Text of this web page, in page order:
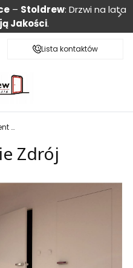
– Stoldrew: Drzwi na lata
Jakości.
Monitoring przesyłki
Lista kontaktów
Zdrój